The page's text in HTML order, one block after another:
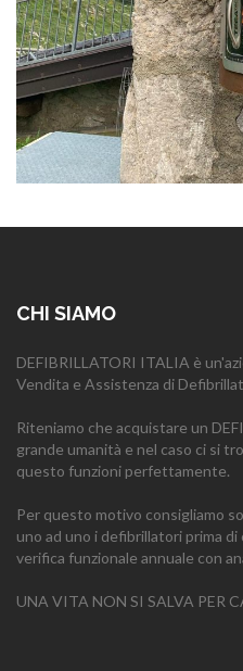
CHI SIAMO
DEFIBRILLATORI ITALIA è
Vendita e Assistenza di
Riteniamo che acquistare un
grande umanità e nel caso ci si
questo funzioni perfettamente.
Per questo motivo consigliamo
uno ad uno i defibrillatori prima
verifica funzionale annuale con
UNA VITA NON SI SALVA PER